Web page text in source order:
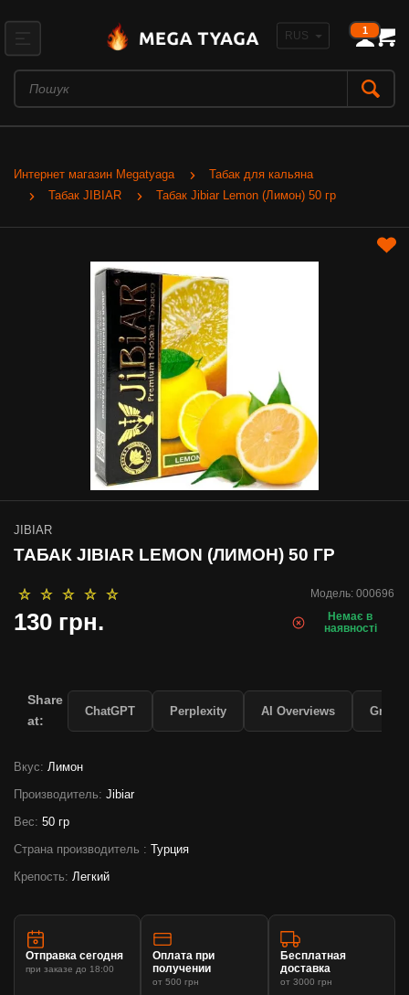
1
Интернет магазин Megatyaga
Табак для кальяна
Табак JIBIAR
Табак Jibiar Lemon (Лимон) 50 гр
Модель: 000696
JIBIAR
ТАБАК JIBIAR LEMON (ЛИМОН) 50 ГР
Немає в
наявності
130 грн.
Вкус: Лимон
Производитель: Jibiar
Вес: 50 гр
Страна производитель : Турция
Крепость: Легкий
Отправка сегодня
при заказе до 18:00
Оплата при
получении
от 500 грн
Бесплатная
доставка
от 3000 грн
Share
at:
ChatGPT Perplexity AI Overviews Grok